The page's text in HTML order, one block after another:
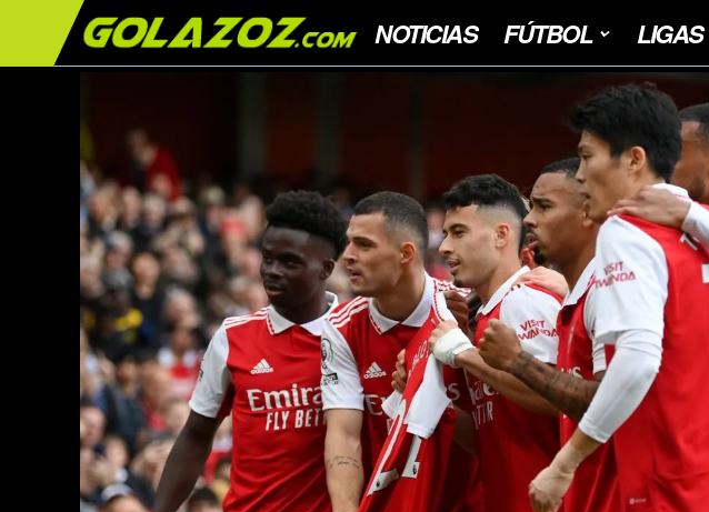
NOTICIAS FÚTBOL LIGAS